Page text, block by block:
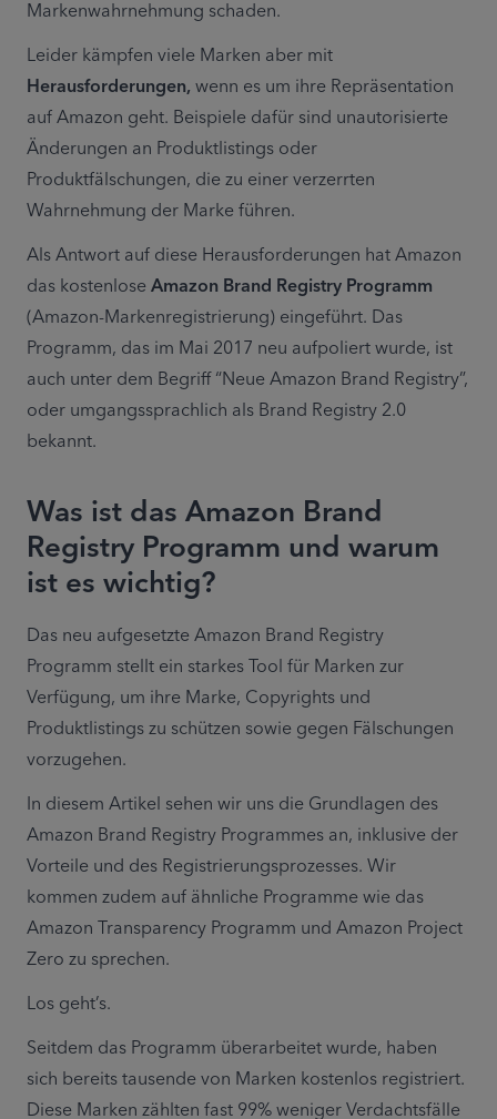
Markenwahrnehmung schaden.
Herausforderungen, wenn es um ihre Repräsentation
auf Amazon geht. Beispiele dafür sind unautorisierte
Änderungen an Produktlistings oder
Produktfälschungen, die zu einer verzerrten
Wahrnehmung der Marke führen.
Als Antwort auf diese Herausforderungen hat Amazon
das kostenlose Amazon Brand Registry Programm
(Amazon-Markenregistrierung) eingeführt. Das
Programm, das im Mai 2017 neu aufpoliert wurde, ist
auch unter dem Begriff “Neue Amazon Brand Registry”,
oder umgangssprachlich als Brand Registry 2.0
bekannt.
Was ist das Amazon Brand
Registry Programm und warum
ist es wichtig?
Das neu aufgesetzte Amazon Brand Registry
Programm stellt ein starkes Tool für Marken zur
Verfügung, um ihre Marke, Copyrights und
Produktlistings zu schützen sowie gegen Fälschungen
vorzugehen.
In diesem Artikel sehen wir uns die Grundlagen des
Amazon Brand Registry Programmes an, inklusive der
Vorteile und des Registrierungsprozesses. Wir
kommen zudem auf ähnliche Programme wie das
Amazon Transparency Programm und Amazon Project
Zero zu sprechen.
Los geht’s.
Seitdem das Programm überarbeitet wurde, haben
sich bereits tausende von Marken kostenlos registriert.
Diese Marken zählten fast 99% weniger Verdachtsfälle